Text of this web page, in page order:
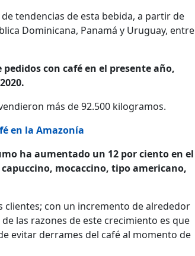
tendencias de esta bebida, a partir de
Dominicana, Panamá y Uruguay, entre
con café en el presente año,
más de 92.500 kilogramos.
en la Amazonía
ha aumentado un 12 por ciento en el
mocaccino, tipo americano,
clientes; con un incremento de alrededor
las razones de este crecimiento es que
evitar derrames del café al momento de